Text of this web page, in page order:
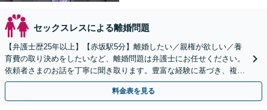
セックスレスによる離婚問題
【弁護士歴25年以上】【赤坂駅5分】離婚したい／親権が欲しい／養
育費の取り決めをしたいなど、離婚問題は弁護士にお任せください。
依頼者さまのお話を丁寧に聞き取ります。豊富な経験に基づき、複雑
な問題でも粘り強く対応。違和感を感じたら早めの相談を
料金表を見る